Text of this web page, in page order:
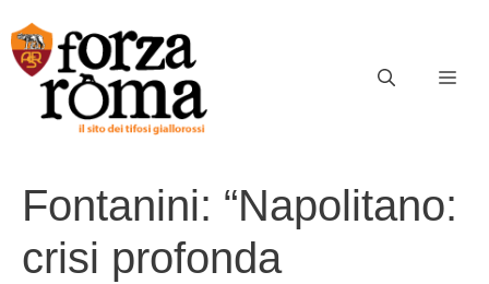
al
contenuto
Fontanini: “Napolitano:
crisi profonda